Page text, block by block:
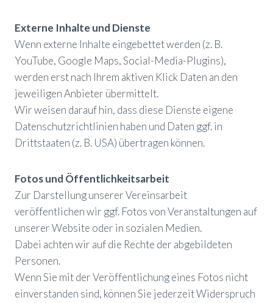
Externe Inhalte und Dienste
Wenn externe Inhalte eingebettet werden (z. B.
YouTube, Google Maps, Social-Media-Plugins),
werden erst nach Ihrem aktiven Klick Daten an den
jeweiligen Anbieter übermittelt.
Wir weisen darauf hin, dass diese Dienste eigene
Datenschutzrichtlinien haben und Daten ggf. in
Drittstaaten (z. B. USA) übertragen können.
Fotos und Öffentlichkeitsarbeit
Zur Darstellung unserer Vereinsarbeit
veröffentlichen wir ggf. Fotos von Veranstaltungen auf
unserer Website oder in sozialen Medien.
Dabei achten wir auf die Rechte der abgebildeten
Personen.
Wenn Sie mit der Veröffentlichung eines Fotos nicht
einverstanden sind, können Sie jederzeit Widerspruch